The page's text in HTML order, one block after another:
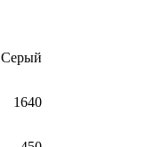
Серый
1640